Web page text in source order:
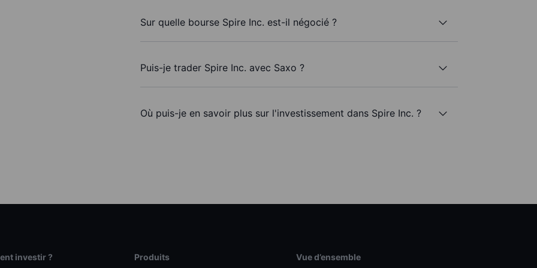
Sur quelle bourse Spire Inc. est-il négocié ?
Puis-je trader Spire Inc. avec Saxo ?
Où puis-je en savoir plus sur l'investissement dans Spire Inc. ?
investir ? Produits Vue d’ensemble